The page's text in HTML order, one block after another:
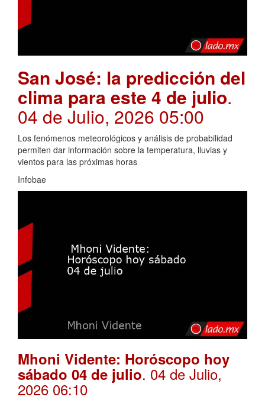
San José: la predicción del
clima para este 4 de julio.
04 de Julio, 2026 05:00
Los fenómenos meteorológicos y análisis de probabilidad
permiten dar información sobre la temperatura, lluvias y
vientos para las próximas horas
Infobae
Mhoni Vidente: Horóscopo hoy
sábado 04 de julio. 04 de Julio,
2026 06:10